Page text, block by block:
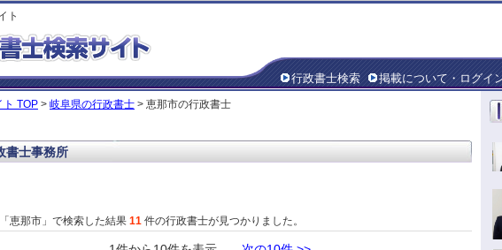
ト
行政書士検索 掲載について・ログイ
ト TOP > 岐阜県の行政書士 > 恵那市の行政書士
書士事務所
恵那市」で検索した結果 11 件の行政書士が見つかりました。